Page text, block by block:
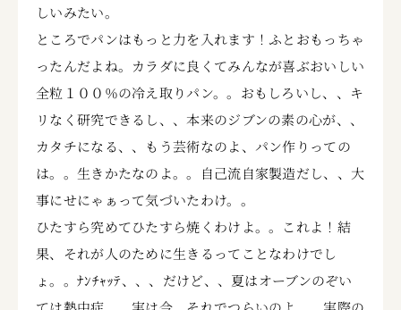
しいみたい。
ところでパンはもっと力を入れます！ふとおもっちゃ
ったんだよね。カラダに良くてみんなが喜ぶおいしい
全粒１００％の冷え取りパン。。おもしろいし、、キ
リなく研究できるし、、本来のジブンの素の心が、、
カタチになる、、もう芸術なのよ、パン作りっての
は。。生きかたなのよ。。自己流自家製造だし、、大
事にせにゃぁって気づいたわけ。。
ひたすら究めてひたすら焼くわけよ。。これよ！結
果、それが人のために生きるってことなわけでし
ょ。。ﾅﾝﾁｬｯﾃ、、、だけど、、夏はオーブンのぞい